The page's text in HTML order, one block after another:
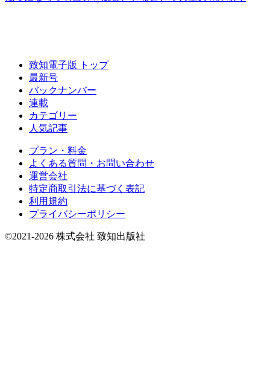
致知電子版 トップ
最新号
バックナンバー
連載
カテゴリー
人気記事
プラン・料金
よくある質問・お問い合わせ
運営会社
特定商取引法に基づく表記
利用規約
プライバシーポリシー
©2021-2026 株式会社 致知出版社